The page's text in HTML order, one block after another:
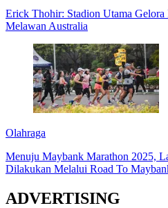
Erick Thohir: Stadion Utama
Melawan Australia
Olahraga
Menuju Maybank Marathon 2025,
Dilakukan Melalui Road To
ADVERTISING